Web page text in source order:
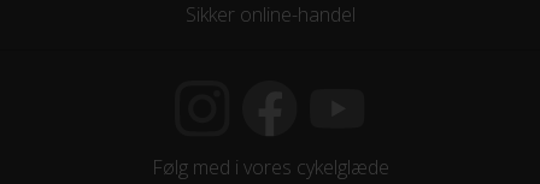
Sikker online-handel
Følg med i vores cykelglæde